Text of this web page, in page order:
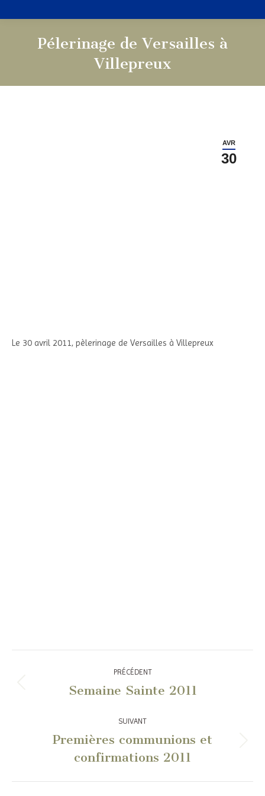
Pélerinage de Versailles à
Villepreux
AVR
30
Le 30 avril 2011, pèlerinage de Versailles à Villepreux
Navigation
article
PRÉCÉDENT
Article
:
Semaine Sainte 2011
SUIVANT
Article
suivant
:
Premières communions et
confirmations 2011